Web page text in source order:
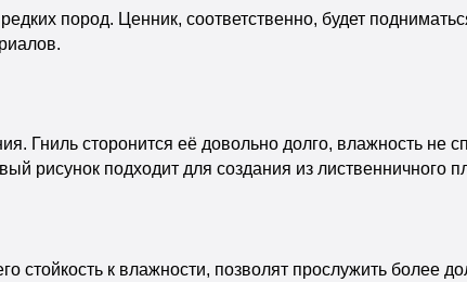
пород. Ценник, соответственно, будет
Гниль сторонится её довольно долго, влажность не
рисунок подходит для создания из лиственничного
стойкость к влажности, позволят прослужить более